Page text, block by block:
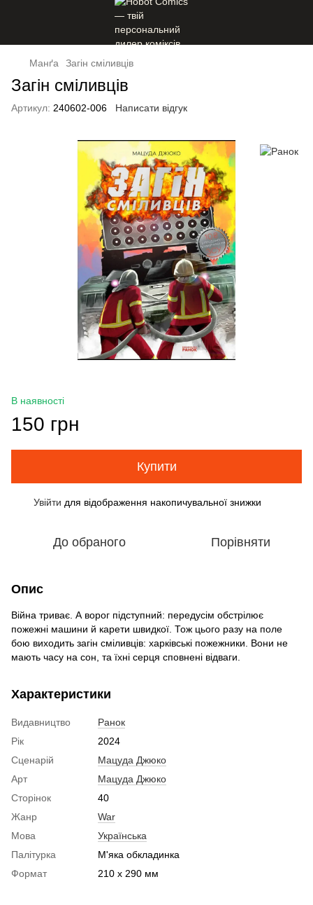
Манґа Загін сміливців
Загін сміливців
Артикул: 240602-006 Написати відгук
В наявності
150 грн
Купити
Увійти для відображення накопичувальної знижки
До обраного Порівняти
Опис
Війна триває. А ворог підступний: передусім обстрілює
пожежні машини й карети швидкої. Тож цього разу на поле
бою виходить загін сміливців: харківські пожежники. Вони не
мають часу на сон, та їхні серця сповнені відваги.
Характеристики
Видавництво
Ранок
Рік
2024
Сценарій
Мацуда Джюко
Арт
Мацуда Джюко
Сторінок
40
Жанр
War
Мова
Українська
Палітурка
М'яка обкладинка
Формат
210 x 290 мм